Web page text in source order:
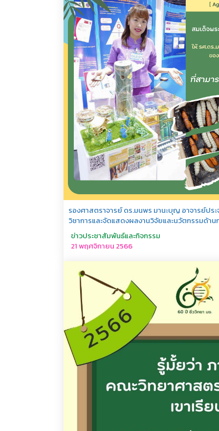
รองศาสตราจารย์ ดร.มนพร มานะบุญ อาจารย์ปร
วิชาการและจัดแสดงผลงานวิจัยและนวัตกรรมด้าน
ข่าวประชาสัมพันธ์และกิจกรรม
21 พฤศจิกายน 2566